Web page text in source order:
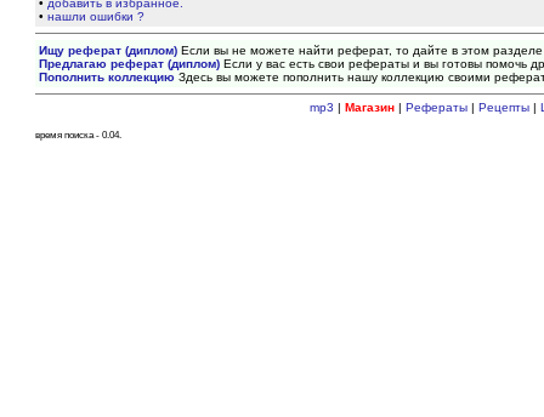
•нашли ошибки ?
Ищу реферат (диплом) Если вы не можете найти реферат, то дайте в этом
Предлагаю реферат (диплом) Если у вас есть свои рефераты и вы готовы помочь
Пополнить коллекцию Здесь вы можете пополнить нашу коллекцию своими
mp3 | Магазин| Рефераты| Рецепты|
время поиска - 0.04.